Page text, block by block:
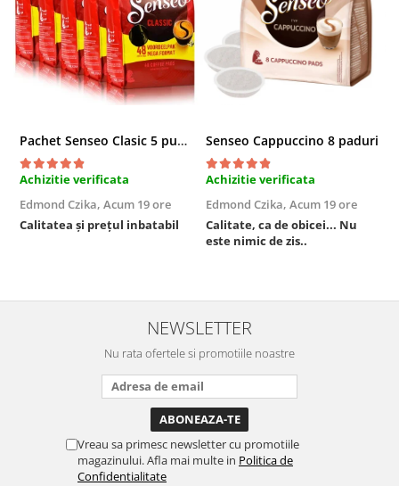
Pachet Senseo Clasic 5 pungi x 48 paduri
Achizitie verificata
Edmond Czika, Acum 19 ore
Calitatea și prețul inbatabil
Senseo Cappuccino 8 paduri
Achizitie verificata
Edmond Czika, Acum 19 ore
Calitate, ca de obicei... Nu
este nimic de zis..
NEWSLETTER
Nu rata ofertele si promotiile noastre
Vreau sa primesc newsletter cu promotiile
magazinului. Afla mai multe in Politica de
Confidentialitate